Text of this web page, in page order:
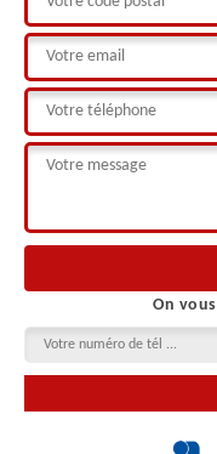
On